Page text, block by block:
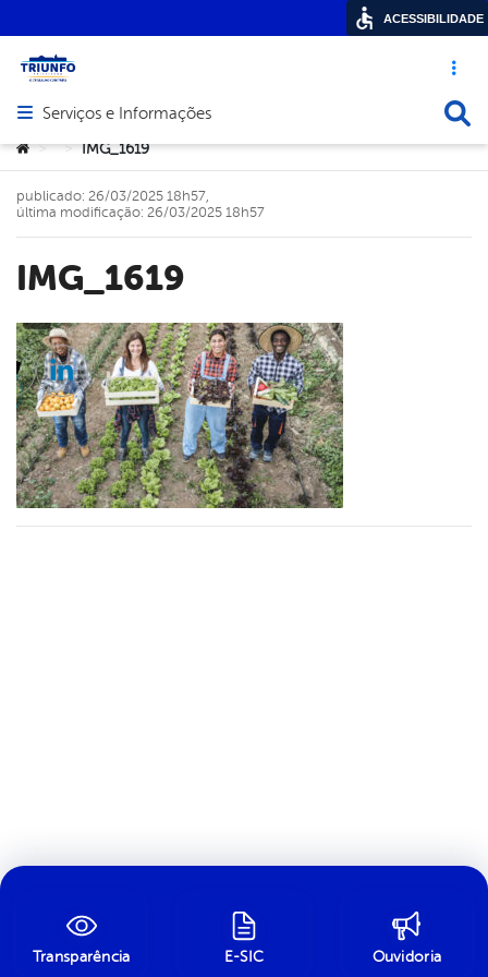
Acesso
Abrir menu principal de navegação
Serviços e Informações
Você está aqui:
> > IMG_1619
IMG_1619
publicado: 26/03/2025 18h57,
última modificação: 26/03/2025 18h57
Twitter
Linkedin
Transparência E-SIC Ouvidoria
ACESSIBILIDADE